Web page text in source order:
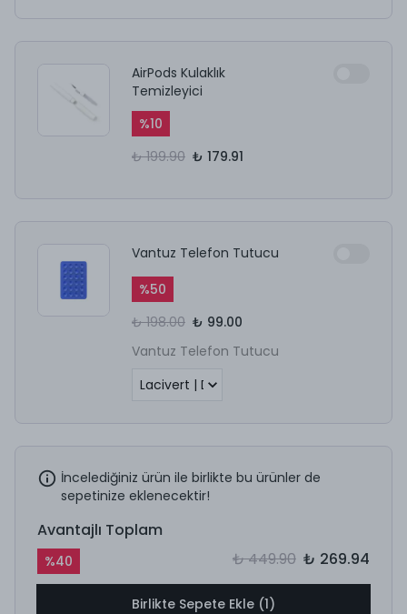
AirPods Kulaklık
Temizleyici
%10
₺ 199.90 ₺ 179.91
Vantuz Telefon Tutucu
%50
₺ 198.00 ₺ 99.00
Vantuz Telefon Tutucu
İncelediğiniz ürün ile birlikte bu ürünler de
sepetinize eklenecektir!
Avantajlı Toplam
%40 ₺ 449.90 ₺ 269.94
Birlikte Sepete Ekle (1)